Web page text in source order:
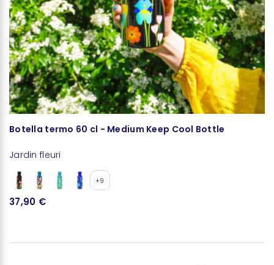
Botella termo 60 cl - Medium Keep Cool Bottle
Jardin fleuri
+9
37,90 €